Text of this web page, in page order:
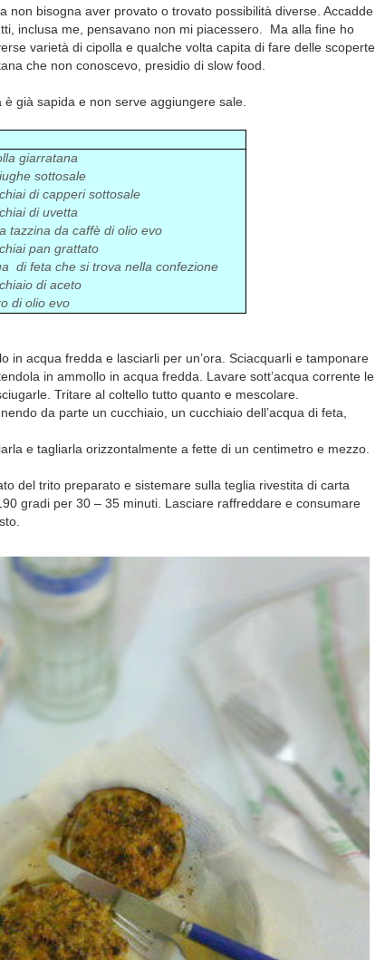
non bisogna aver provato o trovato possibilità diverse. Accadde
inclusa me, pensavano non mi piacessero. Ma alla fine ho
varietà di cipolla e qualche volta capita di fare delle scoperte
che non conoscevo, presidio di slow food.
già sapida e non serve aggiungere sale.
giarratana
sottosale
di capperi sottosale
di uvetta
tazzina da caffè di olio evo
pan grattato
di feta che si trova nella confezione
di aceto
di olio evo
in acqua fredda e lasciarli per un’ora. Sciacquarli e tamponare
in ammollo in acqua fredda. Lavare sott’acqua corrente le
Tritare al coltello tutto quanto e mescolare.
da parte un cucchiaio, un cucchiaio dell’acqua di feta,
e tagliarla orizzontalmente a fette di un centimetro e mezzo.
del trito preparato e sistemare sulla teglia rivestita di carta
gradi per 30 – 35 minuti. Lasciare raffreddare e consumare